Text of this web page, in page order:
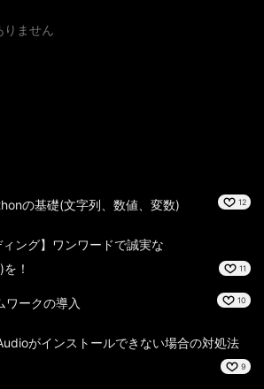
りません
の基礎(文字列、数値、変数) 12
ィング】ワンワードで誠実な
！
11
ワークの導入 10
がインストールできない場合の対処法
9